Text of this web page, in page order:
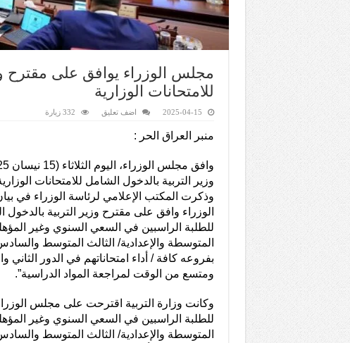
مجلس الوزراء يوافق على مقترح
للامتحانات الوزارية
2025-04-15 اضف تعليق 332 زيارة
منبر العراق الحر :
وزير التربية بالدخول الشامل للامتحانات
وذكرت المكتب الإعلامي لرئاسة الوزراء في
الوزراء وافق على مقترح وزير التربية
للطلبة الراسبين في السعي السنوي وغير
المتوسطة والإعدادية/ الثالث المتوسط
بفروعه كافة / أداء امتحاناتهم في الدور
ومتسع من الوقت لمراجعة المواد الدراسية”.
وكانت وزارة التربية اقترحت على مجلس
للطلبة الراسبين في السعي السنوي وغير
المتوسطة والإعدادية/ الثالث المتوسط